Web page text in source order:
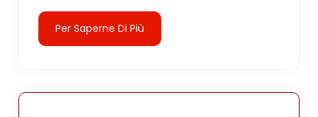
Per Saperne Di Più